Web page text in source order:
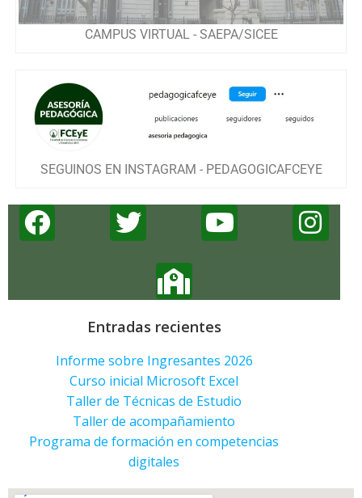
CAMPUS VIRTUAL - SAEPA/SICEE
SEGUINOS EN INSTAGRAM - PEDAGOGICAFCEYE
Entradas recientes
Informe sobre Ingresantes 2026
Curso inicial Microsoft Excel
Taller de Técnicas de Estudio
Taller de acompañamiento
Programa de formación en competencias
digitales